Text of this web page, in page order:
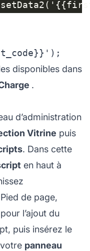
disponibles dans
.
d’administration
Vitrine puis
. Dans cette
en haut à
de page,
l’ajout du
puis insérez le
panneau